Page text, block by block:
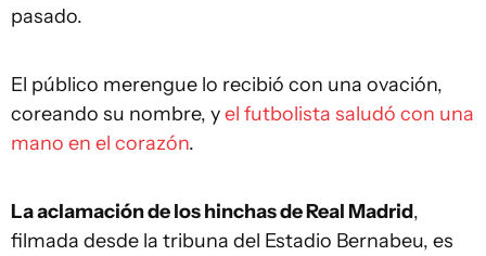
pasado.
El público merengue lo recibió con una ovación,
coreando su nombre, yel futbolista saludó con una
mano en el corazón.
La aclamación de los hinchas de Real Madrid,
filmada desde la tribuna del Estadio Bernabeu, es